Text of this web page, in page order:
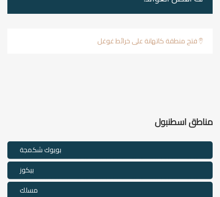
فتح منطقة كاتهانة على خرائط غوغل
مناطق اسطنبول
بويوك شكمجة
بيكوز
مسلك